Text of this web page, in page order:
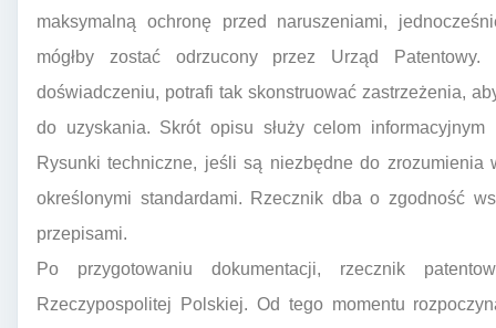
maksymalną ochronę przed naruszeniami,
mógłby zostać odrzucony przez Urząd
doświadczeniu, potrafi tak skonstruować zastrzeżenia,
do uzyskania. Skrót opisu służy celom
Rysunki techniczne, jeśli są niezbędne do
określonymi standardami. Rzecznik dba o zgodność
przepisami.
Po przygotowaniu dokumentacji, rzecznik
Rzeczypospolitej Polskiej. Od tego momentu